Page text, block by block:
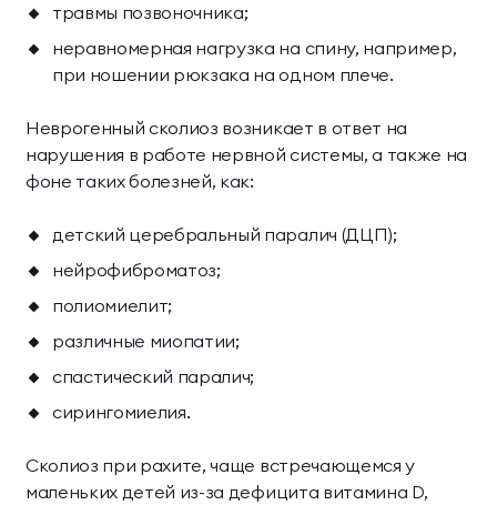
травмы позвоночника;
неравномерная нагрузка на спину, например,
при ношении рюкзака на одном плече.
Неврогенный сколиоз возникает в ответ на
нарушения в работе нервной системы, а также на
фоне таких болезней, как:
детский церебральный паралич (ДЦП);
нейрофиброматоз;
полиомиелит;
различные миопатии;
спастический паралич;
сирингомиелия.
Сколиоз при рахите, чаще встречающемся у
маленьких детей из-за дефицита витамина D,